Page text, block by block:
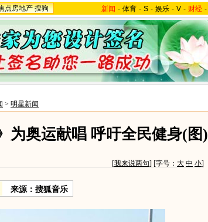
点房地产 搜狗 新闻 - 体育 - S - 娱乐 - V - 财经 -
> 明星新闻
为奥运献唱 呼吁全民健身(图)
[我来说两句] [字号： 大 中 小]
来源：搜狐音乐